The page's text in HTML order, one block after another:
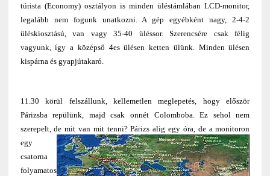
túrista (Economy) osztályon is minden üléstámlában LCD-monitor,
legalább nem fogunk unatkozni. A gép egyébként nagy, 2-4-2
üléskiosztású, van vagy 35-40 üléssor. Szerencsére csak félig
vagyunk, így a középső 4es ülésen ketten ülünk. Minden ülésen
kispárna és gyapjútakaró.
11.30 körül felszállunk, kellemetlen meglepetés, hogy először
Párizsba repülünk, majd csak onnét Colomboba. Ez sehol nem
szerepelt, de mit van mit tenni? Párizs alig egy óra, de amonitoron
egy
csatorna
folyamatos